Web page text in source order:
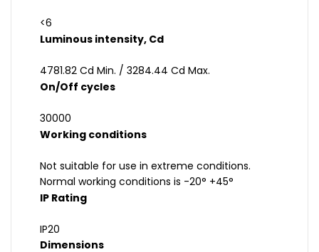
<6
Luminous intensity, Cd
4781.82 Cd Min. / 3284.44 Cd Max.
On/Off cycles
30000
Working conditions
Not suitable for use in extreme conditions.
Normal working conditions is -20° +45°
IP Rating
IP20
Dimensions